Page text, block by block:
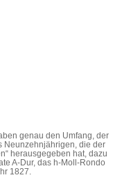
genau den Umfang, der
Neunzehnjährigen, die der
herausgegeben hat, dazu
A-Dur, das h-Moll-Rondo
1827.